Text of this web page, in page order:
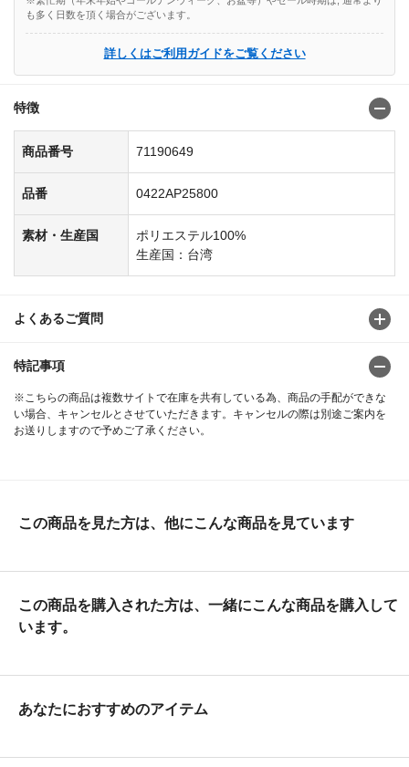
も多く日数を頂く場合がございます。
詳しくはご利用ガイドをご覧ください
特徴
商品番号 71190649
品番 0422AP25800
素材・生産国
ポリエステル100%
生産国：台湾
よくあるご質問
特記事項
※こちらの商品は複数サイトで在庫を共有している為、商品の手配ができな
い場合、キャンセルとさせていただきます。キャンセルの際は別途ご案内を
お送りしますので予めご了承ください。
この商品を見た方は、他にこんな商品を見ています
この商品を購入された方は、一緒にこんな商品を購入して
います。
あなたにおすすめのアイテム